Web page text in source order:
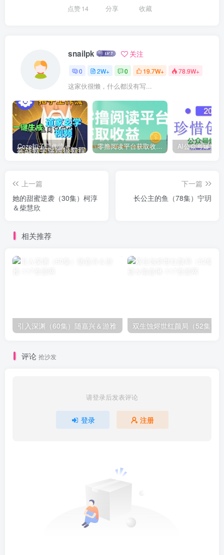
点赞14 分享 收藏
snailpk 关注
0 2W+ 0 19.7W+ 78.9W+
这家伙很懒，什么都没有写...
Coze扣子工作流一键生成道家玄学短视频，实战保姆级教程 零撸阅读平台获取收益，最新无门槛平台，一部手机即可操作，单日收益50-3张【揭秘】
上一篇
她的甜蜜逆袭（30集）柯淳
＆柴慧欣
下一篇
长公主的鱼（78集）宁玥
相关推荐
引入深渊（60集）随嘉兴＆游雅
评论 抢沙发
请登录后发表评论
登录 注册